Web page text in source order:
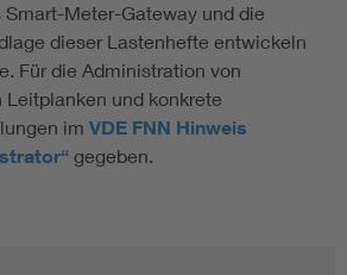
Smart-Meter-Gateway und die
dieser Lastenhefte entwickeln
Für die Administration von
und konkrete
im VDE FNN Hinweis
gegeben.